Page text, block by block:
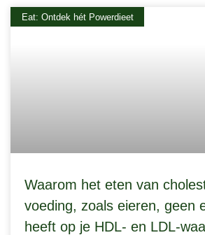
Eat: Ontdek hét Powerdieet
Waarom het eten van
voeding, zoals eieren, geen
heeft op je HDL- en LDL-